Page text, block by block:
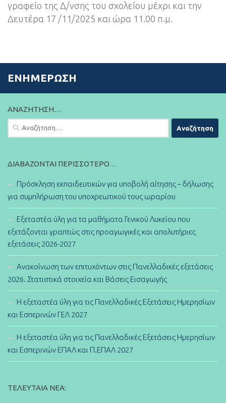
γραφείο της Δ/νσης του σχολείου μέχρι και την
Δευτέρα 17 /11/2025 και ώρα 11.00 π.μ.
ΕΝΗΜΈΡΩΣΗ
ΑΝΑΖΉΤΗΣΗ…
Αναζήτηση
για:
ΔΙΑΒΆΖΟΝΤΑΙ ΠΕΡΙΣΣΌΤΕΡΟ…
Πρόσκληση εκπαιδευτικών για υποβολή αίτησης – δήλωσης
για συμπλήρωση του υποχρεωτικού τους ωραρίου
Εξεταστέα ύλη για τα μαθήματα Γενικού Λυκείου που
εξετάζονται γραπτώς στις προαγωγικές και απολυτήριες
εξετάσεις 2026-2027
Ανακοίνωση των επιτυχόντων στις Πανελλαδικές εξετάσεις
2026. Στατιστικά στοιχεία και Βάσεις Εισαγωγής
Η εξεταστέα ύλη για τις Πανελλαδικές Εξετάσεις Ημερησίων
και Εσπερινών ΓΕΛ 2027
Η εξεταστέα ύλη για τις Πανελλαδικές Εξετάσεις Ημερησίων
και Εσπερινών ΕΠΑΛ και Π.ΕΠΑΛ 2027
ΤΕΛΕΥΤΑΊΑ ΝΈΑ: